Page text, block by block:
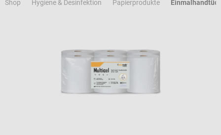
Shop Hygiene & Desinfektion Papierprodukte